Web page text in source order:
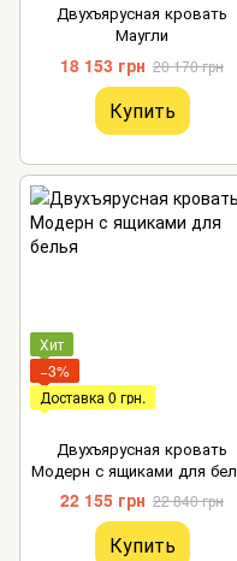
Двухъярусная кровать
Маугли
18 153 грн 20 170 грн
Купить
Хит
−3%
Доставка 0 грн.
Двухъярусная кровать
Модерн с ящиками для
22 155 грн 22 840 грн
Купить